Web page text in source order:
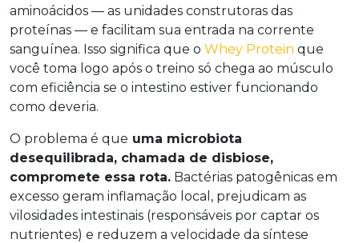
aminoácidos — as unidades construtoras das
proteínas — e facilitam sua entrada na corrente
sanguínea. Isso significa que o Whey Protein que
você toma logo após o treino só chega ao músculo
com eficiência se o intestino estiver funcionando
como deveria.
O problema é que uma microbiota
desequilibrada, chamada de disbiose,
compromete essa rota. Bactérias patogênicas em
excesso geram inflamação local, prejudicam as
vilosidades intestinais (responsáveis por captar os
nutrientes) e reduzem a velocidade da síntese